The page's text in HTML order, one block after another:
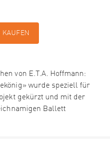
KAUFEN
von E.T.A. Hoffmann:
wurde speziell für
gekürzt und mit der
Ballett